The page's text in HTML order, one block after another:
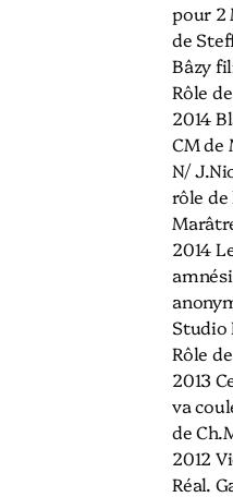
pour 2
de
Bâzy
Rôle
2014
CM de
N/
rôle de
2014
Studio
Rôle
2013
va
de
2012
Réal.